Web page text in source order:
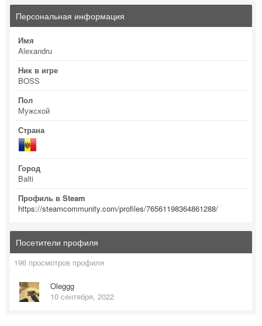
Персональная информация
Имя
Alexandru
Ник в игре
BOSS
Пол
Мужской
Страна
Город
Balti
Профиль в Steam
https://steamcommunity.com/profiles/76561198364861288/
Посетители профиля
196 просмотров профиля
Oleggg
10 сентября, 2022